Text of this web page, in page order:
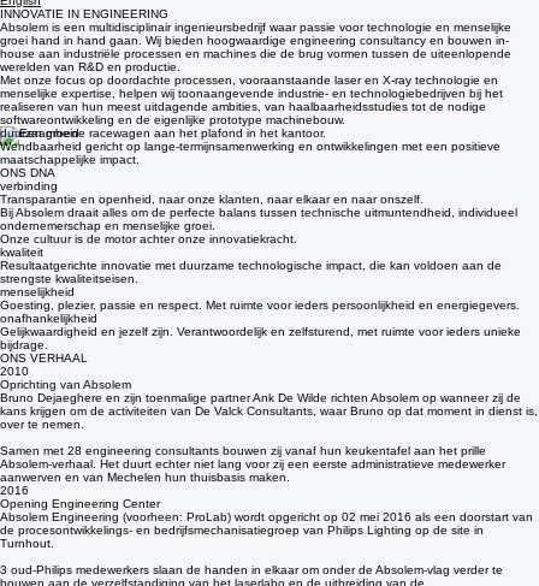
English
INNOVATIE IN ENGINEERING
Absolem is een multidisciplinair ingenieursbedrijf waar passie voor technologie en menselijke
groei hand in hand gaan. Wij bieden hoogwaardige engineering consultancy en bouwen in-
house aan industriële processen en machines die de brug vormen tussen de uiteenlopende
werelden van R&D en productie.
Met onze focus op doordachte processen, vooraanstaande laser en X-ray technologie en
menselijke expertise, helpen wij toonaangevende industrie- en technologiebedrijven bij het
realiseren van hun meest uitdagende ambities, van haalbaarheidsstudies tot de nodige
softwareontwikkeling en de eigenlijke prototype machinebouw.
duurzaamheid
Wendbaarheid gericht op lange-termijnsamenwerking en ontwikkelingen met een positieve
maatschappelijke impact.
ONS DNA
verbinding
Transparantie en openheid, naar onze klanten, naar elkaar en naar onszelf.
Bij Absolem draait alles om de perfecte balans tussen technische uitmuntendheid, individueel
ondernemerschap en menselijke groei.
Onze cultuur is de motor achter onze innovatiekracht.
kwaliteit
Resultaatgerichte innovatie met duurzame technologische impact, die kan voldoen aan de
strengste kwaliteitseisen.
menselijkheid
Goesting, plezier, passie en respect. Met ruimte voor ieders persoonlijkheid en energiegevers.
onafhankelijkheid
Gelijkwaardigheid en jezelf zijn. Verantwoordelijk en zelfsturend, met ruimte voor ieders unieke
bijdrage.
ONS VERHAAL
2010
Oprichting van Absolem
Bruno Dejaeghere en zijn toenmalige partner Ank De Wilde richten Absolem op wanneer zij de
over te nemen.
Samen met 28 engineering consultants bouwen zij vanaf hun keukentafel aan het prille
Absolem-verhaal. Het duurt echter niet lang voor zij een eerste administratieve medewerker
aanwerven en van Mechelen hun thuisbasis maken.
2016
Opening Engineering Center
Absolem Engineering (voorheen: ProLab) wordt opgericht op 02 mei 2016 als een doorstart van
Turnhout.